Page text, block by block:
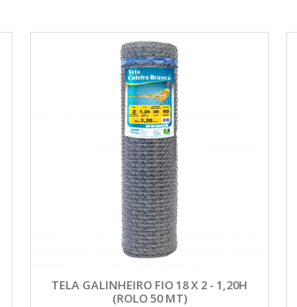
TELA GALINHEIRO FIO 18 X 2 - 1,20H
(ROLO 50 MT)